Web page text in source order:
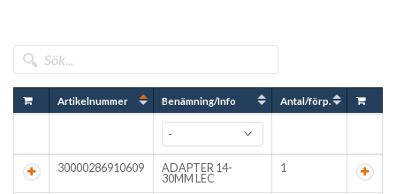
Artikelnummer Benämning/Info Antal/förp.
30000286910609
ADAPTER 14-
30MM LEC
1